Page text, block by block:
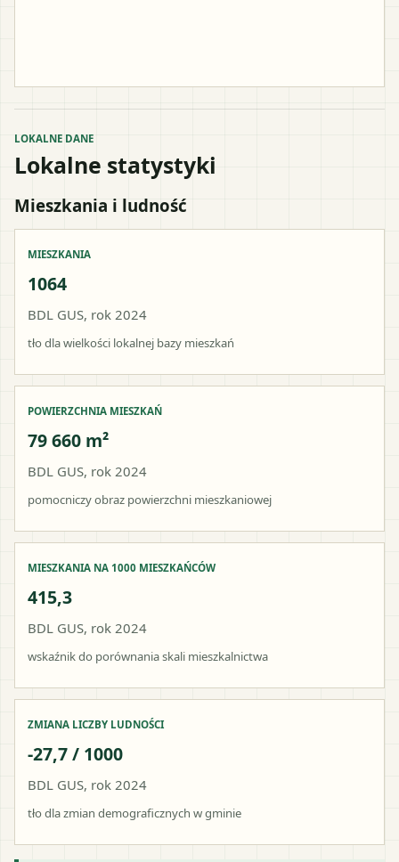
LOKALNE DANE
Lokalne statystyki
Mieszkania i ludność
MIESZKANIA
1064
BDL GUS, rok 2024
tło dla wielkości lokalnej bazy mieszkań
POWIERZCHNIA MIESZKAŃ
79 660 m²
BDL GUS, rok 2024
pomocniczy obraz powierzchni mieszkaniowej
MIESZKANIA NA 1000 MIESZKAŃCÓW
415,3
BDL GUS, rok 2024
wskaźnik do porównania skali mieszkalnictwa
ZMIANA LICZBY LUDNOŚCI
-27,7 / 1000
BDL GUS, rok 2024
tło dla zmian demograficznych w gminie